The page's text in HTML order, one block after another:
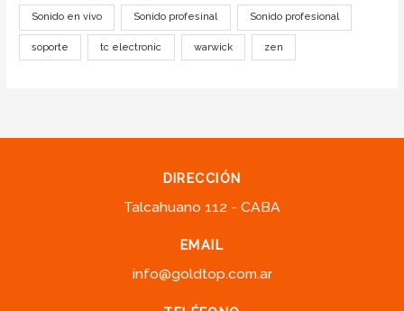
Sonido en vivo Sonido profesinal Sonido profesional
soporte tc electronic warwick zen
DIRECCIÓN
Talcahuano 112 - CABA
EMAIL
info@goldtop.com.ar